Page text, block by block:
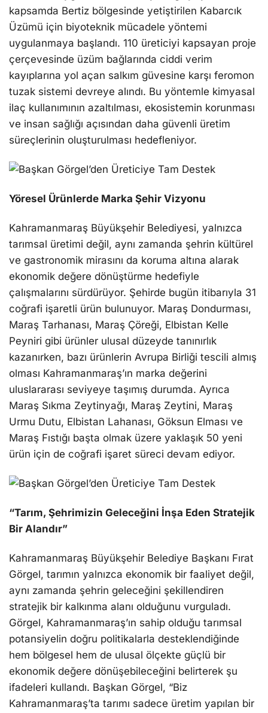
kapsamda Bertiz bölgesinde yetiştirilen Kabarcık
Üzümü için biyoteknik mücadele yöntemi
uygulanmaya başlandı. 110 üreticiyi kapsayan proje
çerçevesinde üzüm bağlarında ciddi verim
kayıplarına yol açan salkım güvesine karşı feromon
tuzak sistemi devreye alındı. Bu yöntemle kimyasal
ilaç kullanımının azaltılması, ekosistemin korunması
ve insan sağlığı açısından daha güvenli üretim
süreçlerinin oluşturulması hedefleniyor.
Yöresel Ürünlerde Marka Şehir Vizyonu
Kahramanmaraş Büyükşehir Belediyesi, yalnızca
tarımsal üretimi değil, aynı zamanda şehrin kültürel
ve gastronomik mirasını da koruma altına alarak
ekonomik değere dönüştürme hedefiyle
çalışmalarını sürdürüyor. Şehirde bugün itibarıyla 31
coğrafi işaretli ürün bulunuyor. Maraş Dondurması,
Maraş Tarhanası, Maraş Çöreği, Elbistan Kelle
Peyniri gibi ürünler ulusal düzeyde tanınırlık
kazanırken, bazı ürünlerin Avrupa Birliği tescili almış
olması Kahramanmaraş’ın marka değerini
uluslararası seviyeye taşımış durumda. Ayrıca
Maraş Sıkma Zeytinyağı, Maraş Zeytini, Maraş
Urmu Dutu, Elbistan Lahanası, Göksun Elması ve
Maraş Fıstığı başta olmak üzere yaklaşık 50 yeni
ürün için de coğrafi işaret süreci devam ediyor.
“Tarım, Şehrimizin Geleceğini İnşa Eden Stratejik
Bir Alandır”
Kahramanmaraş Büyükşehir Belediye Başkanı Fırat
Görgel, tarımın yalnızca ekonomik bir faaliyet değil,
aynı zamanda şehrin geleceğini şekillendiren
stratejik bir kalkınma alanı olduğunu vurguladı.
Görgel, Kahramanmaraş’ın sahip olduğu tarımsal
potansiyelin doğru politikalarla desteklendiğinde
hem bölgesel hem de ulusal ölçekte güçlü bir
ekonomik değere dönüşebileceğini belirterek şu
ifadeleri kullandı. Başkan Görgel, “Biz
Kahramanmaraş’ta tarımı sadece üretim yapılan bir